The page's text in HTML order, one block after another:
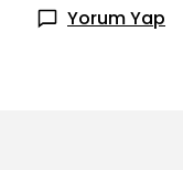
Yorum Yap